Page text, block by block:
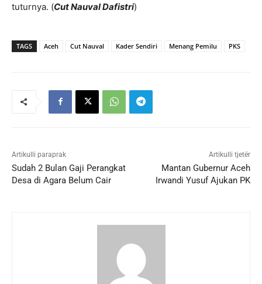
tuturnya. (Cut Nauval Dafistri)
TAGS Aceh Cut Nauval Kader Sendiri Menang Pemilu PKS
Artikulli paraprak
Sudah 2 Bulan Gaji Perangkat
Desa di Agara Belum Cair
Artikulli tjetër
Mantan Gubernur Aceh
Irwandi Yusuf Ajukan PK